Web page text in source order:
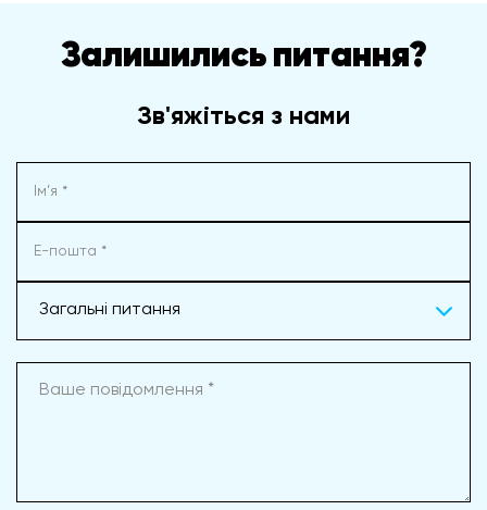
Залишились питання?
Зв'яжіться з нами
Загальні питання